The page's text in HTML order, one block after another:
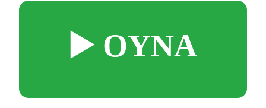
▶️ OYNA